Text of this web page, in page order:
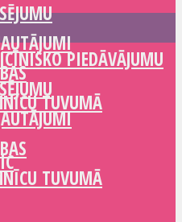
TUVUMĀ
PIEDĀVĀJUMU
TUVUMĀ